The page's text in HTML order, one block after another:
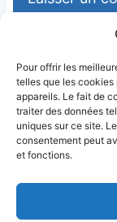
Pour offrir les
telles que les
appareils. Le fait de
traiter des données
uniques sur ce site.
consentement peut
et fonctions.